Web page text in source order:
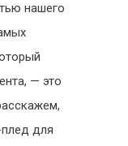
нашего
— это
для